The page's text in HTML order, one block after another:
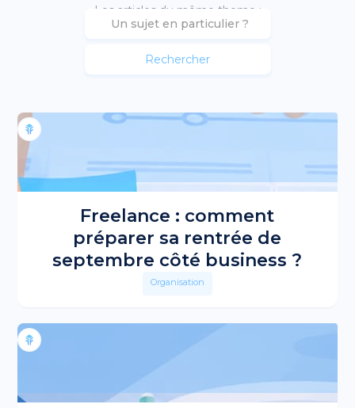
Les articles du même theme :
Freelance : comment
préparer sa rentrée de
septembre côté business ?
Organisation